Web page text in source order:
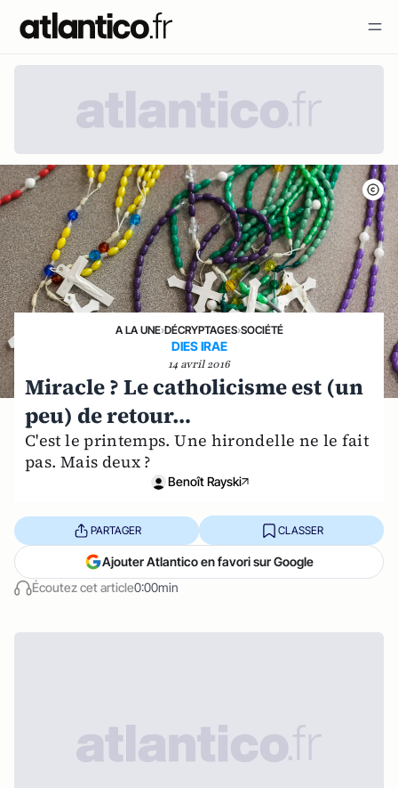
A LA UNE›DÉCRYPTAGES›SOCIÉTÉ
DIES IRAE
14 avril 2016
Miracle ? Le catholicisme est (un
peu) de retour…
C'est le printemps. Une hirondelle ne le fait
pas. Mais deux ?
Benoît Rayski
Écoutez cet article0:00min
PARTAGER CLASSER
Ajouter Atlantico en favori sur Google